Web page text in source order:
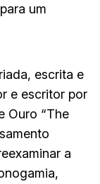
um
escrita e
e escritor por
Ouro “The
a